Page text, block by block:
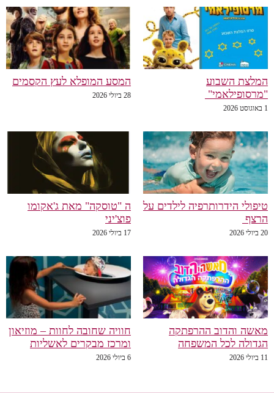
המלצת השבוע
"מרסופילאמי"
1 באוגוסט 2026
המסע המופלא לעץ הקסמים
28 ביולי 2026
טיפולי הידרותרפיה לילדים על
הרצף
20 ביולי 2026
ה "טוסקה" מאת ג'אקומו
פוצ'יני
17 ביולי 2026
מאשה והדוב ההרפתקה
הגדולה לכל המשפחה
11 ביולי 2026
חוויה שחובה לחוות – מוזיאון
ומרכז מבקרים לאשליות
6 ביולי 2026